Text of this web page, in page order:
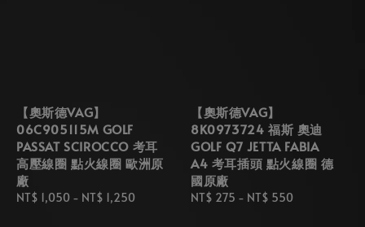
【奧斯德VAG】
06C905115M GOLF
PASSAT SCIROCCO 考耳
高壓線圈 點火線圈 歐洲原
廠
Regular
NT$ 1,050 - NT$ 1,250
【奧斯德VAG】
8K0973724 福斯 奧迪
GOLF Q7 JETTA FABIA
A4 考耳插頭 點火線圈 德
國原廠
Regular
NT$ 275 - NT$ 550